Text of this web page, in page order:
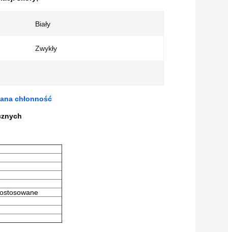
Biały
Zwykły
chłonność